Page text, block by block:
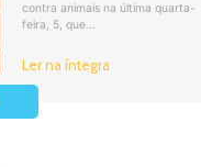
contra animais na última quarta-
feira, 5, que...
Ler na íntegra